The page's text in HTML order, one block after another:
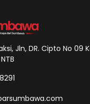
Jln, DR. Cipto No 09